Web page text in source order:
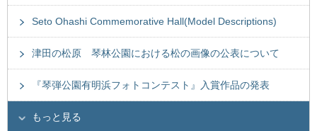
Seto Ohashi Commemorative Hall(Model Descriptions)
津田の松原 琴林公園における松の画像の公表について
『琴弾公園有明浜フォトコンテスト』入賞作品の発表
もっと見る